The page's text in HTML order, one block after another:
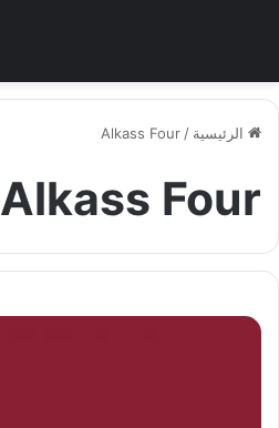
الرئيسية /
Alkass Four
Alkass Four